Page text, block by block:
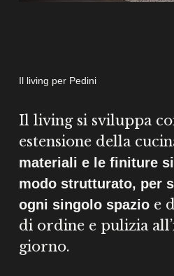
Il living per Pedini
Il living si sviluppa
estensione della
materiali e le finiture
modo strutturato, per
ogni singolo spazioe
di ordine e pulizia
giorno.